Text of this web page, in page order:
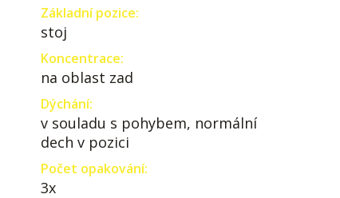
Základní pozice:
stoj
Koncentrace:
na oblast zad
Dýchání:
v souladu s pohybem, normální
dech v pozici
Počet opakování:
3x